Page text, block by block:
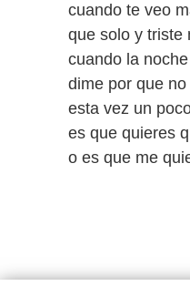
cuando te veo
que solo y triste
cuando la
dime por que
esta vez un
es que quieres
o es que me